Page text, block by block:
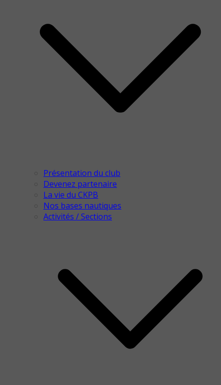
Présentation du club
Devenez partenaire
La vie du CKPB
Nos bases nautiques
Activités / Sections